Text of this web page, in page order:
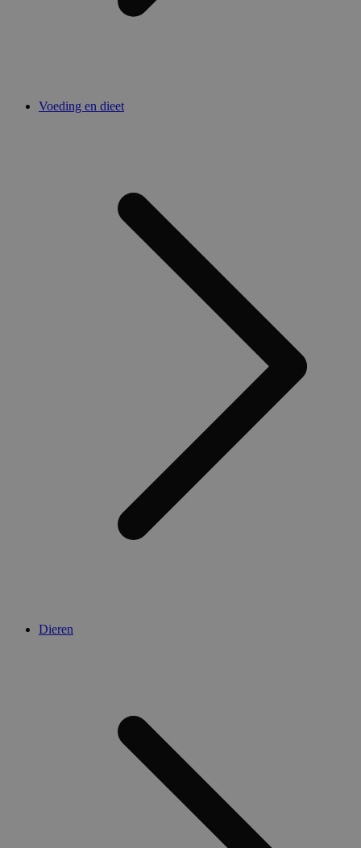
Voeding en dieet
Dieren